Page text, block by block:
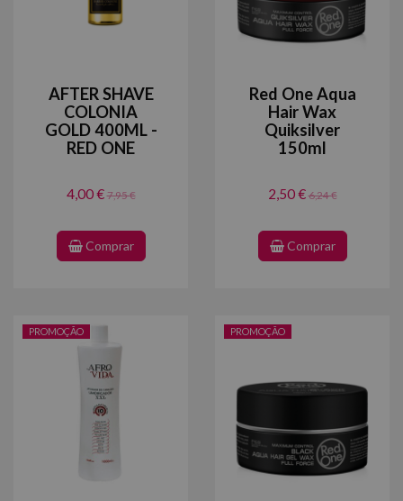
AFTER SHAVE
COLONIA
GOLD 400ML -
RED ONE
4,00 €7,95 €
Comprar
Red One Aqua
Hair Wax
Quiksilver
150ml
2,50 €6,24 €
Comprar
PROMOÇÃO PROMOÇÃO